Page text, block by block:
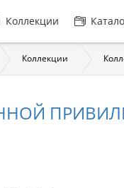
Коллекции
Коллекции